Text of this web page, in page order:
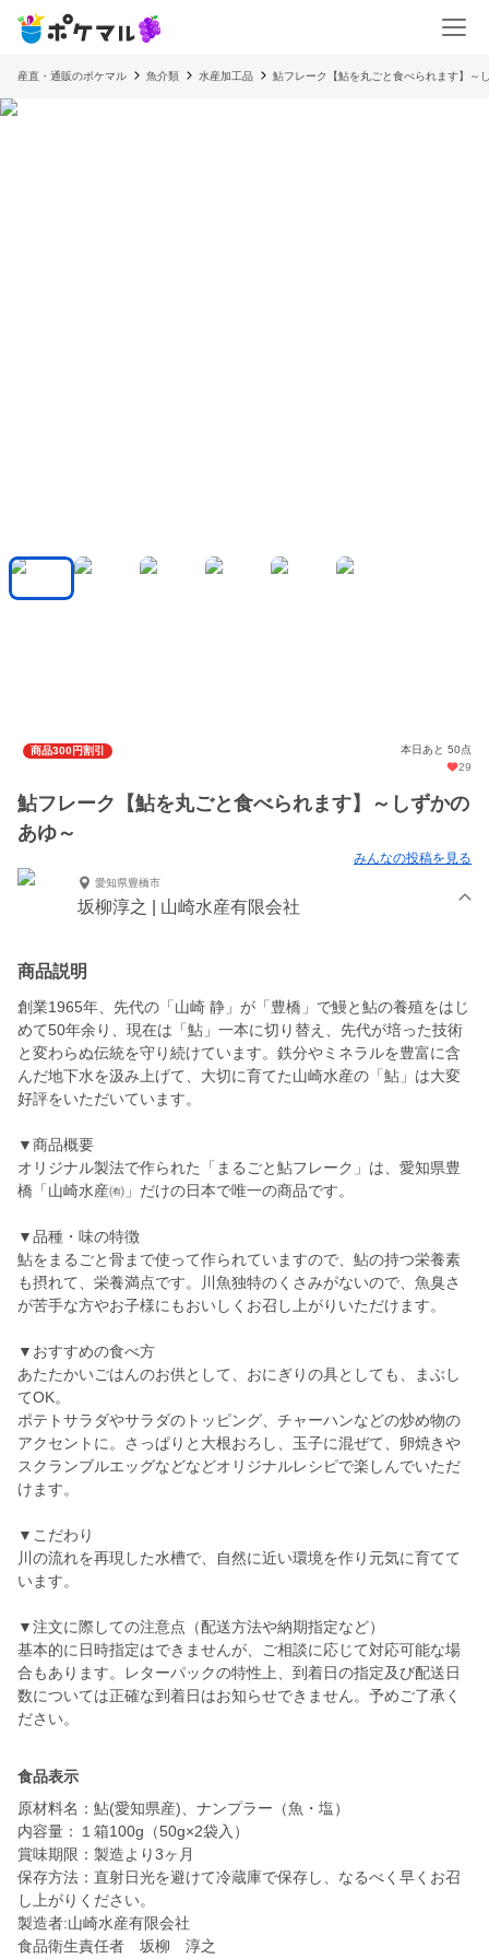
産直・通販のポケマル 魚介類 水産加工品 鮎フレーク【鮎を丸ごと食べられます】～
商品300円割引
本日あと 50点
29
鮎フレーク【鮎を丸ごと食べられます】～しずかの
あゆ～
みんなの投稿を見る
愛知県豊橋市
坂柳淳之 | 山崎水産有限会社
商品説明
創業1965年、先代の「山崎 静」が「豊橋」で鰻と鮎の養殖をはじ
めて50年余り、現在は「鮎」一本に切り替え、先代が培った技術
と変わらぬ伝統を守り続けています。鉄分やミネラルを豊富に含
んだ地下水を汲み上げて、大切に育てた山崎水産の「鮎」は大変
好評をいただいています。
▼商品概要
オリジナル製法で作られた「まるごと鮎フレーク」は、愛知県豊
橋「山崎水産㈲」だけの日本で唯一の商品です。
▼品種・味の特徴
鮎をまるごと骨まで使って作られていますので、鮎の持つ栄養素
も摂れて、栄養満点です。川魚独特のくさみがないので、魚臭さ
が苦手な方やお子様にもおいしくお召し上がりいただけます。
▼おすすめの食べ方
あたたかいごはんのお供として、おにぎりの具としても、まぶし
てOK。
ポテトサラダやサラダのトッピング、チャーハンなどの炒め物の
アクセントに。さっぱりと大根おろし、玉子に混ぜて、卵焼きや
スクランブルエッグなどなどオリジナルレシピで楽しんでいただ
けます。
▼こだわり
川の流れを再現した水槽で、自然に近い環境を作り元気に育てて
います。
▼注文に際しての注意点（配送方法や納期指定など）
基本的に日時指定はできませんが、ご相談に応じて対応可能な場
合もあります。レターパックの特性上、到着日の指定及び配送日
数については正確な到着日はお知らせできません。予めご了承く
ださい。
食品表示
原材料名：鮎(愛知県産)、ナンプラー（魚・塩）
内容量：１箱100g（50g×2袋入）
賞味期限：製造より3ヶ月
保存方法：直射日光を避けて冷蔵庫で保存し、なるべく早くお召
し上がりください。
製造者:山崎水産有限会社
食品衛生責任者 坂柳 淳之